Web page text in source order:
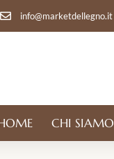
info@marketdellegno.it
CHI SIAMO